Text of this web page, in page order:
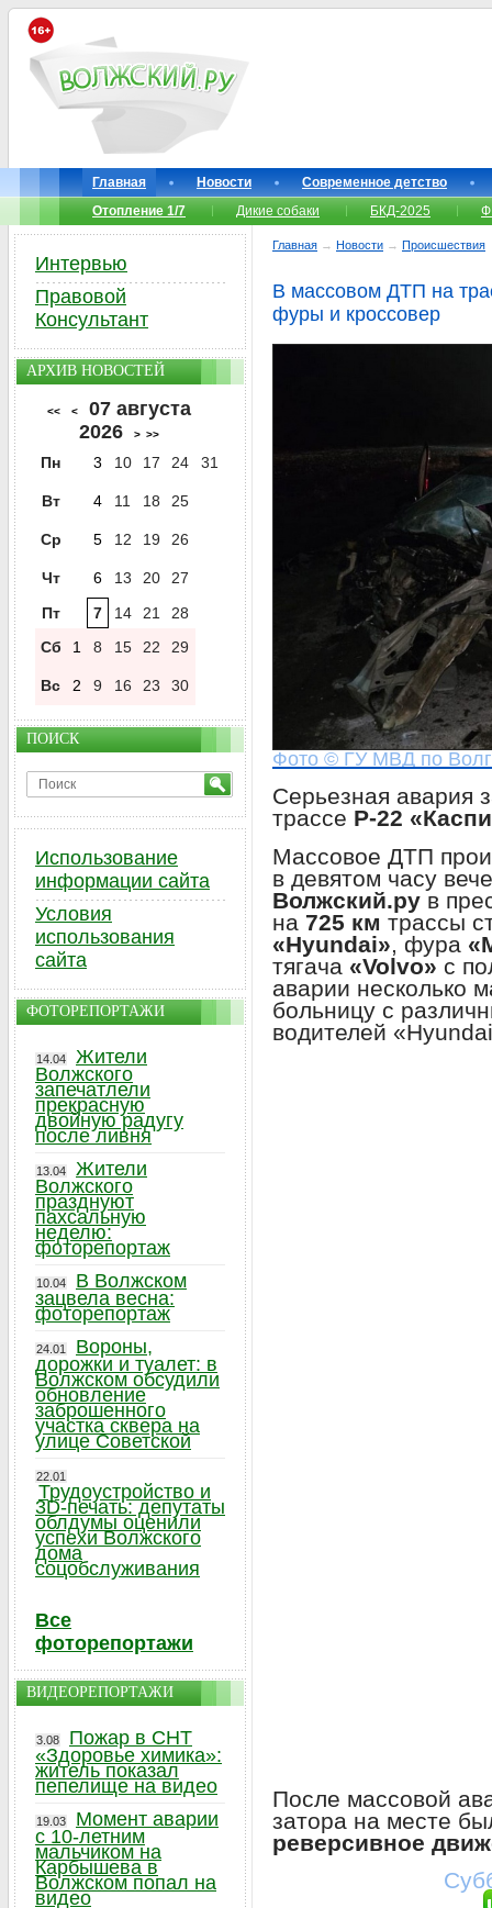
Главная Новости
Современное детство
Отопление 1/7
Дикие собаки БКД-2025
Главная → Новости → Происшествия
В массовом ДТП на
фуры и кроссовер
Фото © ГУ МВД по
Серьезная авария
трассе Р-22
Массовое ДТП
в девятом часу
Волжский.ру в
на 725 км трассы
«Hyundai», фура
тягача «Volvo» с
аварии несколько
больницу с
водителей
После массовой
затора на месте
реверсивное
Интервью
Правовой
Консультант
АРХИВ НОВОСТЕЙ
<< <
07 августа
2026
> >>
Пн 3 10 17 24 31
Вт 4 11 18 25
Ср 5 12 19 26
Чт 6 13 20
27
Пт
7 14 21
28
Сб
1 8 15 22 29
Вс 2 9 16 23 30
ПОИСК
Использование
информации сайта
Условия
использования
сайта
ФОТОРЕПОРТАЖИ
14.04
Жители
Волжского
запечатлели
прекрасную
двойную радугу
после ливня
13.04
Жители
Волжского
празднуют
пахсальную
неделю:
фоторепортаж
10.04
В Волжском
зацвела весна:
фоторепортаж
24.01
Вороны,
дорожки и туалет: в
Волжском обсудили
обновление
заброшенного
участка сквера на
улице Советской
22.01
Трудоустройство и
3D-печать: депутаты
облдумы оценили
успехи Волжского
дома
соцобслуживания
Все
фоторепортажи
ВИДЕОРЕПОРТАЖИ
3.08
Пожар в СНТ
«Здоровье химика»:
житель показал
пепелище на видео
19.03
Момент аварии
с 10-летним
мальчиком на
Карбышева в
Волжском попал на
видео